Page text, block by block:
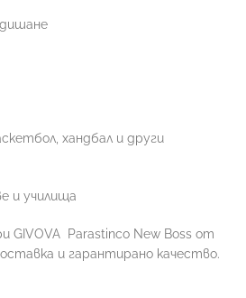
хандбал и други
и училища
GIVOVA
Parastinco New Boss от
и гарантирано качество.